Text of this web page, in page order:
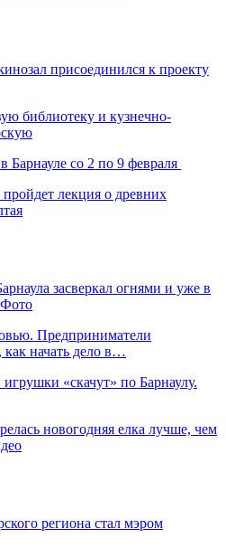
присоединился к проекту
библиотеку и кузнечно-
Барнауле со 2 по 9 февраля
лекция о древних
засверкал огнями и уже в
Предприниматели
как начать дело в…
«скачут» по Барнаулу.
новогодняя елка лучше, чем
региона стал мэром